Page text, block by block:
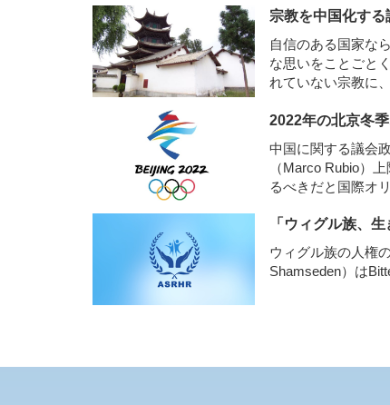
宗教を中国化す
自信のある国家な
な思いをことごと
れていない宗教に
2022年の北京冬
中国に関する議会
（Marco Rubio）
るべきだと国際オ
精神と相反すると
「ウィグル族、
ウィグル族の人権
Shamseden）は